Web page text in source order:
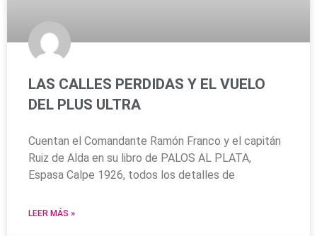
LAS CALLES PERDIDAS Y EL VUELO
DEL PLUS ULTRA
Cuentan el Comandante Ramón Franco y el capitán
Ruiz de Alda en su libro de PALOS AL PLATA,
Espasa Calpe 1926, todos los detalles de
LEER MÁS »